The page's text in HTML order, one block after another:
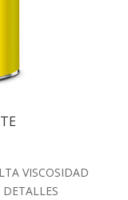
VISCOSIDAD